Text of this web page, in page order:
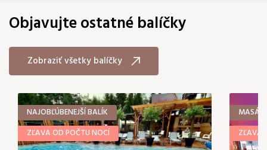
Objavujte ostatné balíčky
Zobraziť všetky balíčky
NAJOBĽÚBENEJŠÍ BALÍK
ZĽAVA OD POČTU NOCÍ
MASÁŽ
ZĽAVA